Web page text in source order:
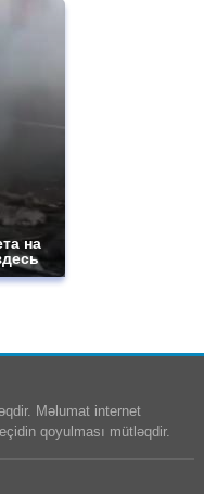
на
Məlumat internet
qoyulması mütləqdir.